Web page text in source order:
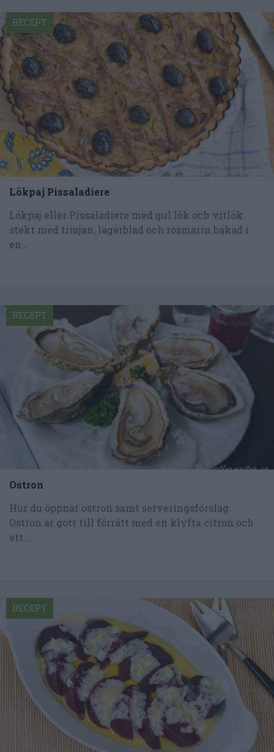
Lökpaj Pissaladiere
Lökpaj eller Pissaladiere med gul lök och vitlök
stekt med timjan, lagerblad och rosmarin bakad i
en...
RECEPT
Ostron
Hur du öppnar ostron samt serveringsförslag.
Ostron är gott till förrätt med en klyfta citron och
ett...
RECEPT
RECEPT